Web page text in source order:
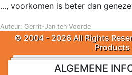
..., voorkomen is beter dan
Auteur: Gerrit-Jan ten Voorde
© 2004 - 2026 All Rights
Products
ALGEMENE